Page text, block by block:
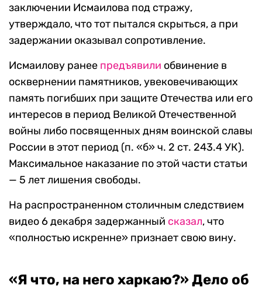
заключении Исмаилова под стражу,
утверждало, что тот пытался скрыться, а при
задержании оказывал сопротивление.
Исмаилову ранее предъявили обвинение в
осквернении памятников, увековечивающих
память погибших при защите Отечества или его
интересов в период Великой Отечественной
войны либо посвященных дням воинской славы
России в этот период (п. «б» ч. 2 ст. 243.4 УК).
Максимальное наказание по этой части статьи
— 5 лет лишения свободы.
На распространенном столичным следствием
видео 6 декабря задержанный сказал, что
«полностью искренне» признает свою вину.
«Я что, на него харкаю?» Дело об